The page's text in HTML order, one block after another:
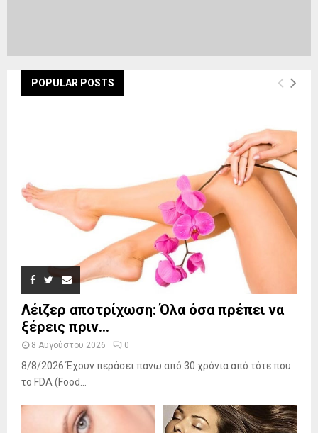
POPULAR POSTS
Λέιζερ αποτρίχωση: Όλα όσα πρέπει να
ξέρεις πριν...
8 Αυγούστου 2026 0
8/8/2026 Έχουν περάσει πάνω από 30 χρόνια από τότε που
το FDA (Food...